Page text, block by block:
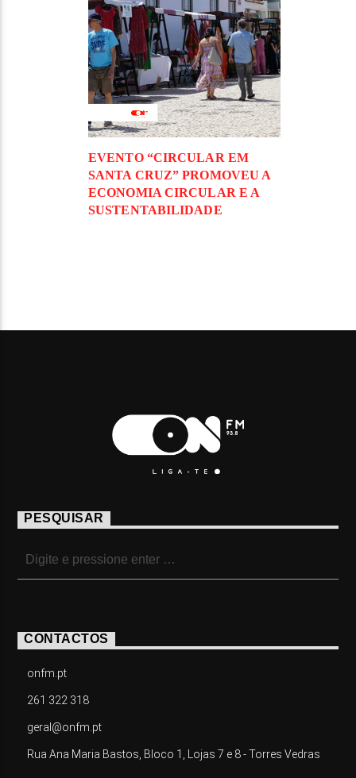
EVENTO “CIRCULAR EM
SANTA CRUZ” PROMOVEU A
ECONOMIA CIRCULAR E A
SUSTENTABILIDADE
PESQUISAR
CONTACTOS
onfm.pt
261 322 318
geral@onfm.pt
Rua Ana Maria Bastos, Bloco 1, Lojas 7 e 8 - Torres Vedras